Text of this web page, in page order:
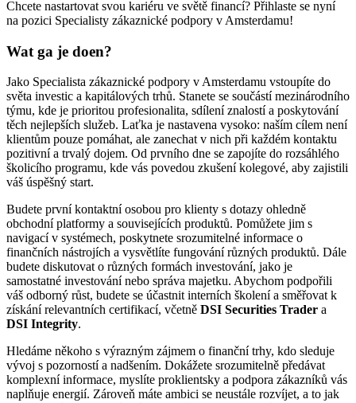
Chcete nastartovat svou kariéru ve světě financí? Přihlaste se nyní
na pozici Specialisty zákaznické podpory v Amsterdamu!
Wat ga je doen?
Jako Specialista zákaznické podpory v Amsterdamu vstoupíte do
světa investic a kapitálových trhů. Stanete se součástí mezinárodního
týmu, kde je prioritou profesionalita, sdílení znalostí a poskytování
těch nejlepších služeb. Laťka je nastavena vysoko: naším cílem není
klientům pouze pomáhat, ale zanechat v nich při každém kontaktu
pozitivní a trvalý dojem. Od prvního dne se zapojíte do rozsáhlého
školicího programu, kde vás povedou zkušení kolegové, aby zajistili
váš úspěšný start.
Budete první kontaktní osobou pro klienty s dotazy ohledně
obchodní platformy a souvisejících produktů. Pomůžete jim s
navigací v systémech, poskytnete srozumitelné informace o
finančních nástrojích a vysvětlíte fungování různých produktů. Dále
budete diskutovat o různých formách investování, jako je
samostatné investování nebo správa majetku. Abychom podpořili
váš odborný růst, budete se účastnit interních školení a směřovat k
získání relevantních certifikací, včetně DSI Securities Trader a
DSI Integrity.
Hledáme někoho s výrazným zájmem o finanční trhy, kdo sleduje
vývoj s pozorností a nadšením. Dokážete srozumitelně předávat
komplexní informace, myslíte proklientsky a podpora zákazníků vás
naplňuje energií. Zároveň máte ambici se neustále rozvíjet, a to jak